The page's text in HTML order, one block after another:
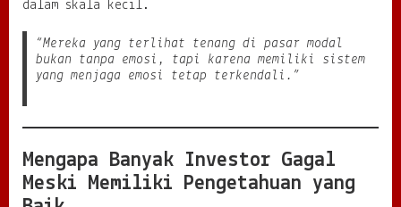
dalam skala kecil.
“Mereka yang terlihat tenang di pasar modal
bukan tanpa emosi, tapi karena memiliki sistem
yang menjaga emosi tetap terkendali.”
Mengapa Banyak Investor Gagal
Meski Memiliki Pengetahuan yang